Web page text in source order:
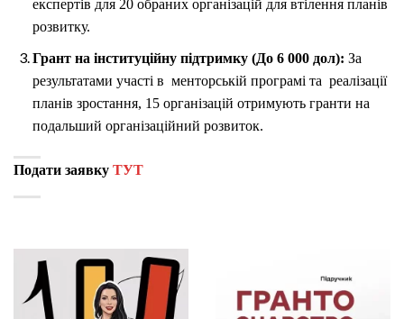
експертів для 20 обраних організацій для втілення планів
розвитку.
Грант на інституційну підтримку (До 6 000 дол): За
результатами участі в менторській програмі та реалізації
планів зростання, 15 організацій отримують гранти на
подальший організаційний розвиток.
Подати заявку ТУТ